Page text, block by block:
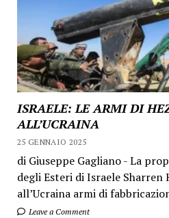
ISRAELE: LE ARMI DI
ALL’UCRAINA
25 GENNAIO 2025
di Giuseppe Gagliano - La
degli Esteri di Israele Sharren
all’Ucraina armi di
Leave a Comment